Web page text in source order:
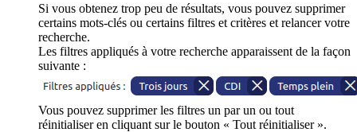
Si vous obtenez trop peu de résultats, vous pouvez supprimer
certains mots-clés ou certains filtres et critères et relancer votre
recherche.
Les filtres appliqués à votre recherche apparaissent de la façon
suivante :
Vous pouvez supprimer les filtres un par un ou tout
réinitialiser en cliquant sur le bouton « Tout réinitialiser ».